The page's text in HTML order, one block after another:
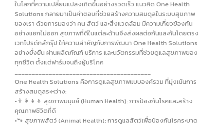
ในโลกที่ความเปลี่ยนแปลงเกิดขึ้นอย่างรวดเร็ว แนวคิด One Health
Solutions กลายมาเป็นคำตอบที่ช่วยสร้างความสมดุลในระบบสุขภาพ
ของเรา ด้วยการมองว่า คน สัตว์ และสิ่งแวดล้อม มีความเกี่ยวข้องกัน
อย่างแยกไม่ออก สุขภาพที่ดีในแต่ละด้านจึงส่งผลต่อกันและกันโดยตรง
เวทโปรดักส์กรุ๊ป ให้ความสำคัญกับการพัฒนา One Health Solutions
อย่างยั่งยืน ผ่านผลิตภัณฑ์ บริการ และนวัตกรรมที่ช่วยดูแลสุขภาพของ
ทุกชีวิต ตั้งแต่ฟาร์มจนถึงผู้บริโภค
________________________________________
One Health Solutions คือการดูแลสุขภาพแบบองค์รวม ที่มุ่งเน้นการ
สร้างสมดุลระหว่าง:
•👨‍👩‍👧‍👦 สุขภาพมนุษย์ (Human Health): การป้องกันโรคและสร้าง
คุณภาพชีวิตที่ดี
•🐾 สุขภาพสัตว์ (Animal Health): การดูแลสัตว์เพื่อป้องกันโรคระบาด